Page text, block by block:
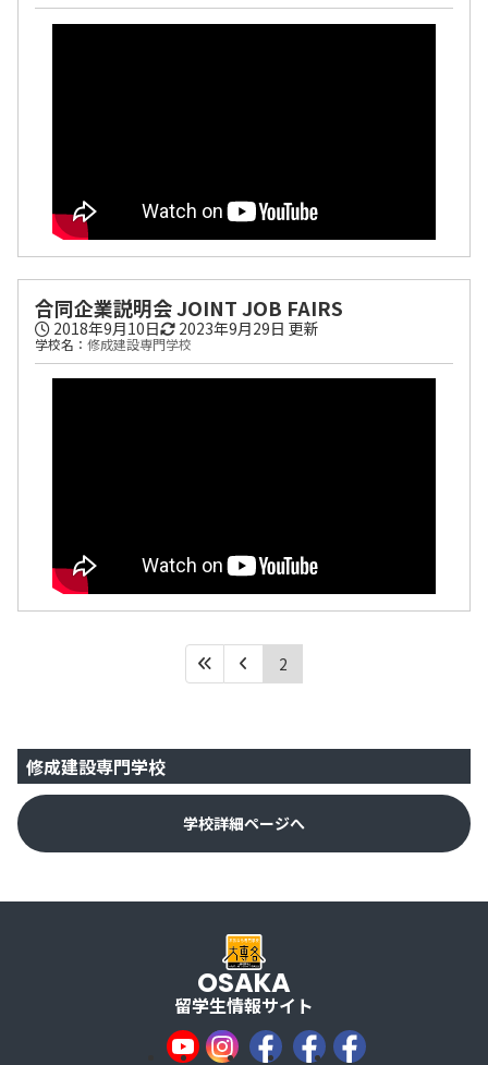
合同企業説明会 JOINT JOB FAIRS
2018年9月10日 2023年9月29日 更新
学校名： 修成建設専門学校
2
修成建設専門学校
学校詳細ページへ
OSAKA
留学生情報サイト